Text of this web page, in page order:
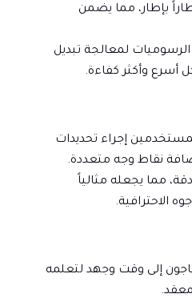
بإطار، مما يضمن
لمعالجة تبديل
أسرع وأكثر كفاءة.
إجراء تحديدات
نقاط وجه متعددة.
مما يجعله مثالياً
الاحترافية.
إلى وقت وجهد لتعلمه